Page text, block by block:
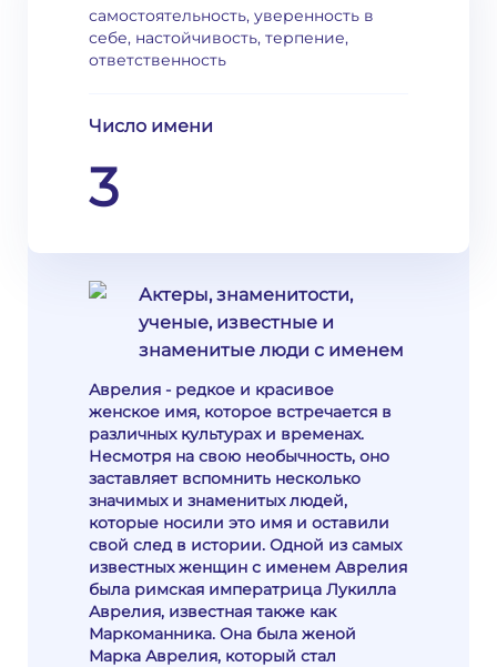
самостоятельность, уверенность в
себе, настойчивость, терпение,
ответственность
Число имени
3
Актеры, знаменитости,
ученые, известные и
знаменитые люди с именем
Аврелия - редкое и красивое
женское имя, которое встречается в
различных культурах и временах.
Несмотря на свою необычность, оно
заставляет вспомнить несколько
значимых и знаменитых людей,
которые носили это имя и оставили
свой след в истории. Одной из самых
известных женщин с именем Аврелия
была римская императрица Лукилла
Аврелия, известная также как
Маркоманника. Она была женой
Марка Аврелия, который стал